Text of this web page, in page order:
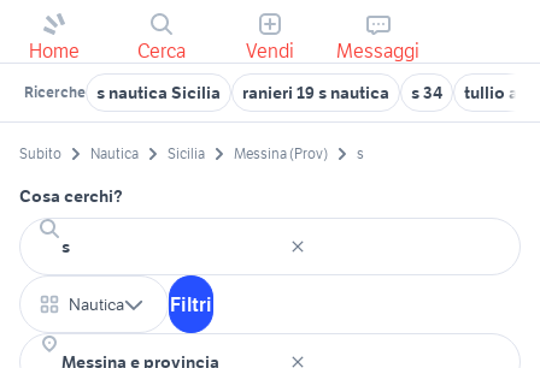
Home Cerca Vendi Messaggi
Ricerche s nautica Sicilia ranieri 19 s nautica s 34 tullio
Subito Nautica Sicilia Messina (Prov) s
Cosa cerchi?
Nautica Filtri